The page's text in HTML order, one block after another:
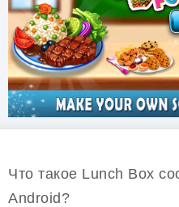
Что такое Lunch Box
Android?